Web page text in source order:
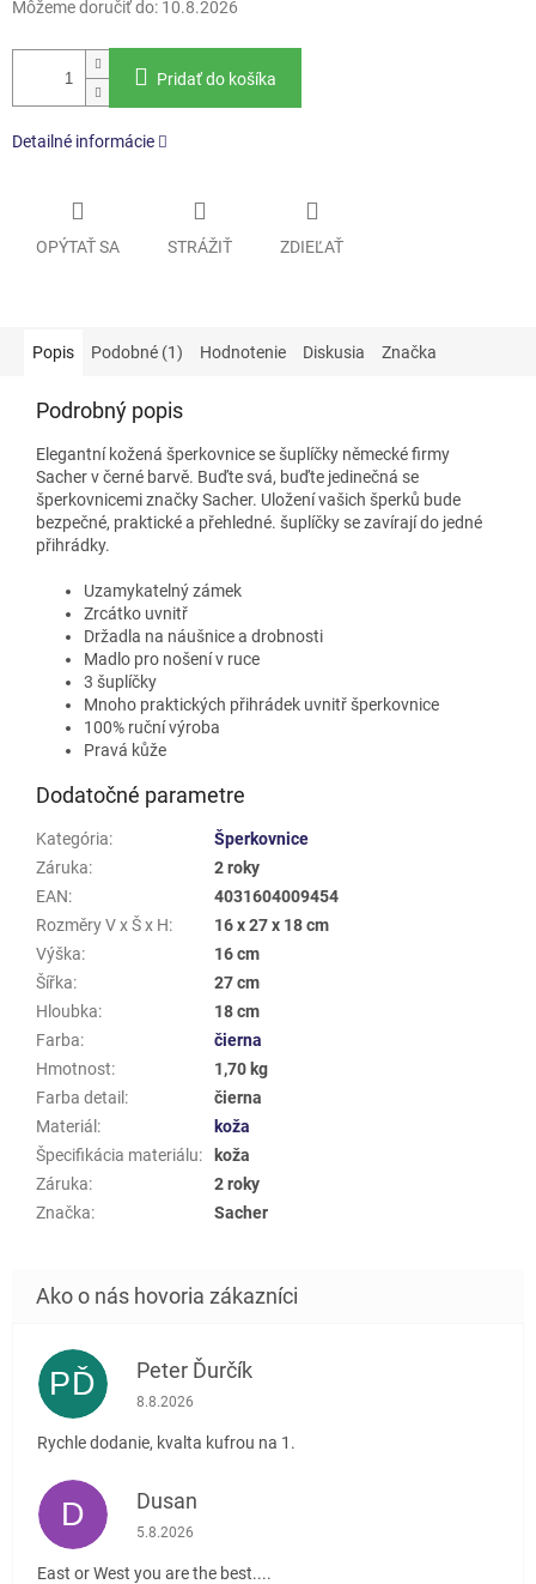
Môžeme doručiť do: 10.8.2026
Pridať do košíka
Detailné informácie
OPÝTAŤ SA STRÁŽIŤ ZDIEĽAŤ
Popis Podobné (1) Hodnotenie Diskusia Značka
Podrobný popis
Elegantní kožená šperkovnice se šuplíčky německé firmy
Sacher v černé barvě. Buďte svá, buďte jedinečná se
šperkovnicemi značky Sacher. Uložení vašich šperků bude
bezpečné, praktické a přehledné. šuplíčky se zavírají do jedné
přihrádky.
Uzamykatelný zámek
Zrcátko uvnitř
Držadla na náušnice a drobnosti
Madlo pro nošení v ruce
3 šuplíčky
Mnoho praktických přihrádek uvnitř šperkovnice
100% ruční výroba
Pravá kůže
Dodatočné parametre
Kategória:
Šperkovnice
Záruka:
2 roky
EAN:
4031604009454
Rozměry V x Š x H:
16 x 27 x 18 cm
Výška:
16 cm
Šířka:
27 cm
Hloubka:
18 cm
Farba:
čierna
Hmotnost:
1,70 kg
Farba detail :
čierna
Materiál :
koža
Špecifikácia materiálu:
koža
Záruka:
2 roky
Značka: Sacher
PĎ Peter Ďurčík
Hodnotenie obchodu je 5 z 5 hviezdičiek.
8.8.2026
Rychle dodanie, kvalta kufrou na 1.
D Dusan
Hodnotenie obchodu je 5 z 5 hviezdičiek.
5.8.2026
East or West you are the best....